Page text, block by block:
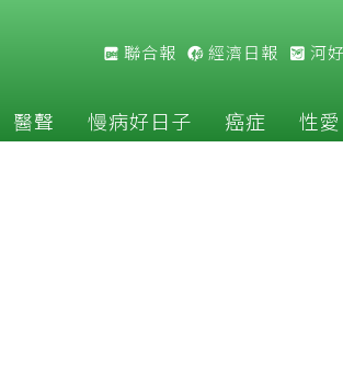
聯合報 經濟日報 河
醫聲 慢病好日子 癌症 性愛